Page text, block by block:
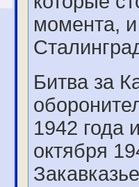
момента,
Битва за
1942 года
октября